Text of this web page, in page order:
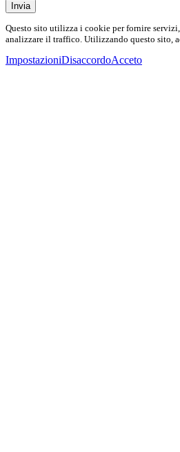
Invia
Questo sito utilizza i cookie per fornire
analizzare il traffico. Utilizzando questo sito,
ImpostazioniDisaccordoAcceto